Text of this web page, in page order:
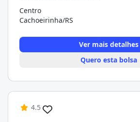
Centro
Cachoeirinha/RS
Ver mais detalhes
Quero esta bolsa
4.5